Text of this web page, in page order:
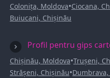
Colonița, Moldova•Ciocana,
Buiucani, Chișinău
Profil pentru gips
Chișinău, Moldova•Trușeni,
Strășeni, Chișinău•